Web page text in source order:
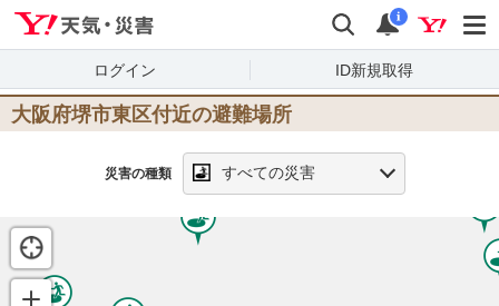
検索 通知
i
ログイン ID新規取得
大阪府堺市東区付近の避難場所
災害の種類 すべての災害